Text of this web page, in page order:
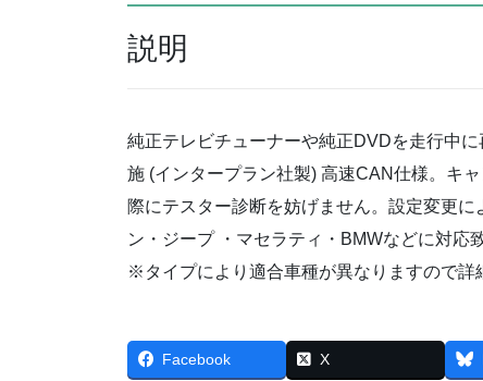
説明
純正テレビチューナーや純正DVDを走行中
施 (インタープラン社製) 高速CAN仕様。キ
際にテスター診断を妨げません。設定変更
ン・ジープ ・マセラティ・BMWなどに対応
※タイプにより適合車種が異なりますので詳
Facebook X